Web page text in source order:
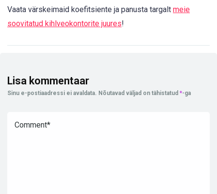
Vaata värskeimaid koefitsiente ja panusta targalt meie
soovitatud kihlveokontorite juures!
Lisa kommentaar
Sinu e-postiaadressi ei avaldata. Nõutavad väljad on tähistatud *-ga